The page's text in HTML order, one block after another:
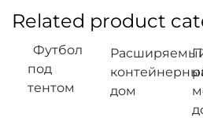
Related product
Футбол
под
тентом
дом